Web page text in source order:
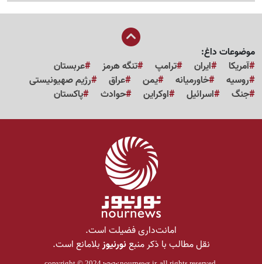
موضوعات داغ:
آمریکا
ایران ترامپ تنگه هرمز
عربستان
روسیه
خاورمیانه یمن عراق
رژیم صهیونیستی
جنگ
اسرائیل اوکراین حوادث پاکستان
امانت‌داری فضیلت است.
نقل مطالب با ذکر منبعنورنیوزبلامانع است.